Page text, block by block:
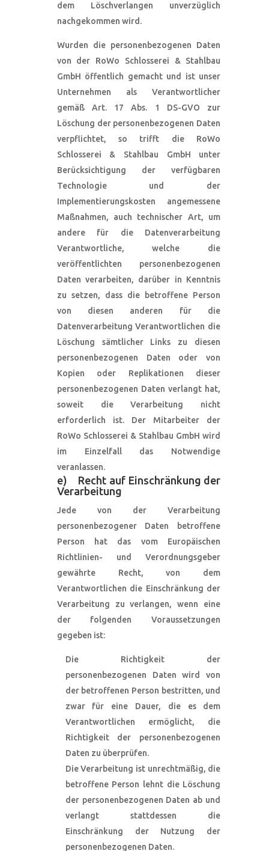
dem Löschverlangen unverzüglich
nachgekommen wird.
Wurden die personenbezogenen Daten
von der RoWo Schlosserei & Stahlbau
GmbH öffentlich gemacht und ist unser
Unternehmen als Verantwortlicher
gemäß Art. 17 Abs. 1 DS-GVO zur
Löschung der personenbezogenen Daten
verpflichtet, so trifft die RoWo
Schlosserei & Stahlbau GmbH unter
Berücksichtigung der verfügbaren
Technologie und der
Implementierungskosten angemessene
Maßnahmen, auch technischer Art, um
andere für die Datenverarbeitung
Verantwortliche, welche die
veröffentlichten personenbezogenen
Daten verarbeiten, darüber in Kenntnis
zu setzen, dass die betroffene Person
von diesen anderen für die
Datenverarbeitung Verantwortlichen die
Löschung sämtlicher Links zu diesen
personenbezogenen Daten oder von
Kopien oder Replikationen dieser
personenbezogenen Daten verlangt hat,
soweit die Verarbeitung nicht
erforderlich ist. Der Mitarbeiter der
RoWo Schlosserei & Stahlbau GmbH wird
im Einzelfall das Notwendige
veranlassen.
e) Recht auf Einschränkung der
Verarbeitung
Jede von der Verarbeitung
personenbezogener Daten betroffene
Person hat das vom Europäischen
Richtlinien- und Verordnungsgeber
gewährte Recht, von dem
Verantwortlichen die Einschränkung der
Verarbeitung zu verlangen, wenn eine
der folgenden Voraussetzungen
gegeben ist:
Die Richtigkeit der
personenbezogenen Daten wird von
der betroffenen Person bestritten, und
zwar für eine Dauer, die es dem
Verantwortlichen ermöglicht, die
Richtigkeit der personenbezogenen
Daten zu überprüfen.
Die Verarbeitung ist unrechtmäßig, die
betroffene Person lehnt die Löschung
der personenbezogenen Daten ab und
verlangt stattdessen die
Einschränkung der Nutzung der
personenbezogenen Daten.